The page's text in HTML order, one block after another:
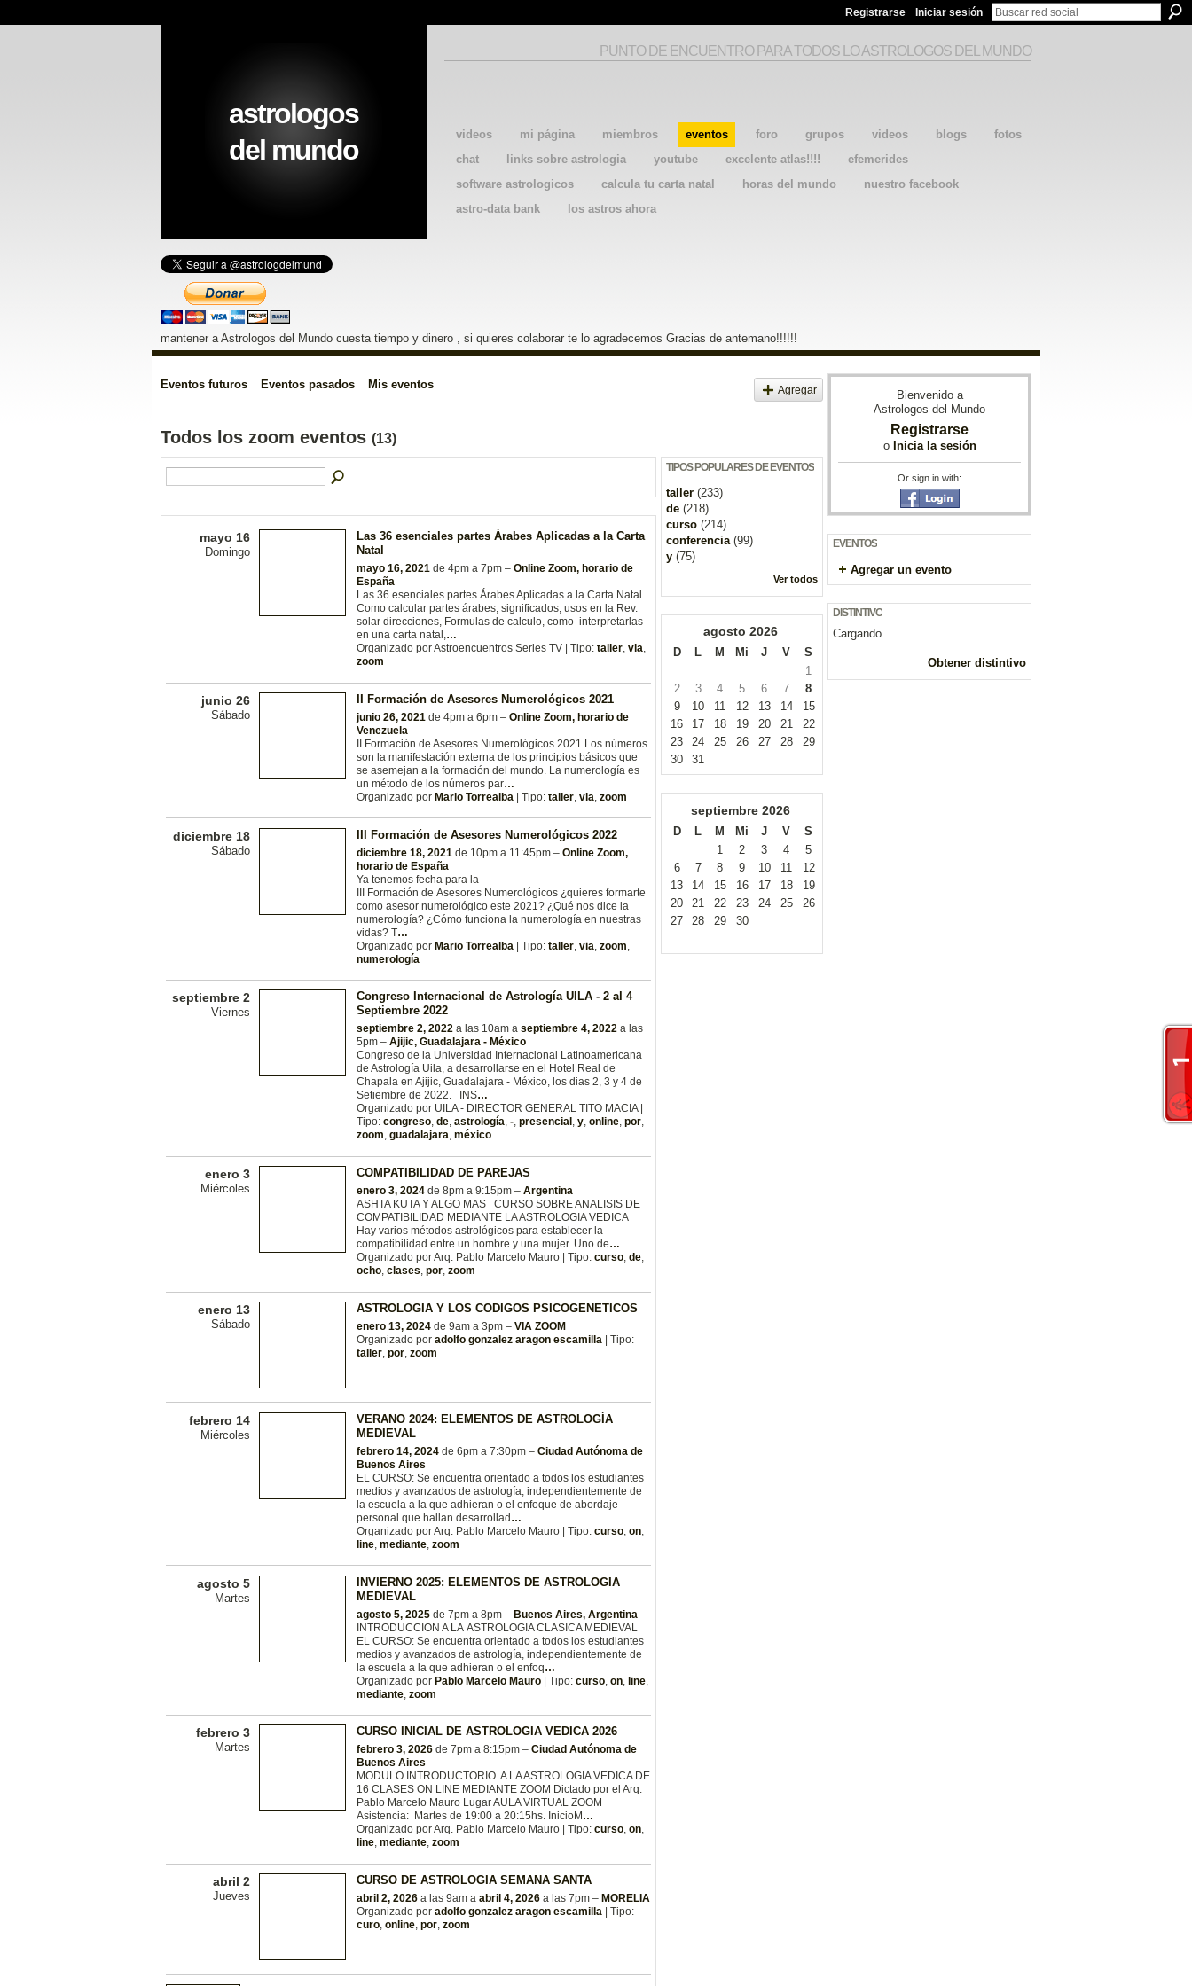
Registrarse Iniciar sesión
videos mi página miembros eventos foro grupos videos blogs
fotos
chat
links sobre astrologia youtube excelente atlas!!!!
efemerides
software astrologicos
calcula tu carta natal horas del mundo
nuestro facebook
astro-data bank
los astros ahora
astrologos
del mundo
PUNTO DE ENCUENTRO PARA TODOS LO ASTROLOGOS DEL MUNDO
mantener a Astrologos del Mundo cuesta tiempo y dinero , si quieres colaborar te lo agradecemos Gracias de antemano!!!!!!
Eventos futuros Eventos pasados Mis eventos Agregar
Todos los zoom eventos (13)
mayo 16
Domingo
Las 36 esenciales partes Árabes Aplicadas a la Carta
Natal
mayo 16, 2021 de 4pm a 7pm – Online Zoom, horario de
España
Las 36 esenciales partes Árabes Aplicadas a la Carta Natal.
Como calcular partes árabes, significados, usos en la Rev.
solar direcciones, Formulas de calculo, como interpretarlas
en una carta natal,…
Organizado por Astroencuentros Series TV | Tipo: taller, via,
zoom
junio 26
Sábado
II Formación de Asesores Numerológicos 2021
junio 26, 2021 de 4pm a 6pm – Online Zoom, horario de
Venezuela
II Formación de Asesores Numerológicos 2021 Los números
son la manifestación externa de los principios básicos que
se asemejan a la formación del mundo. La numerología es
un método de los números par…
Organizado por Mario Torrealba | Tipo: taller, via, zoom
diciembre 18
Sábado
III Formación de Asesores Numerológicos 2022
diciembre 18, 2021 de 10pm a 11:45pm – Online Zoom,
horario de España
Ya tenemos fecha para la
III Formación de Asesores Numerológicos ¿quieres formarte
como asesor numerológico este 2021? ¿Qué nos dice la
numerología? ¿Cómo funciona la numerología en nuestras
vidas? T…
Organizado por Mario Torrealba | Tipo: taller via zoom
numerología
septiembre 2
Viernes
Congreso Internacional de Astrología UILA - 2 al 4
Septiembre 2022
septiembre 2, 2022 a las 10am a septiembre 4, 2022 a las
5pm – Ajijic, Guadalajara - México
Congreso de la Universidad Internacional Latinoamericana
de Astrología Uila, a desarrollarse en el Hotel Real de
Chapala en Ajijic, Guadalajara - México, los dias 2, 3 y 4 de
Setiembre de 2022. INS…
Organizado por UILA - DIRECTOR GENERAL TITO MACIA |
Tipo: congreso, de, astrología, -, presencial , y, online, por,
zoom, guadalajara, méxico
enero 3
Miércoles
COMPATIBILIDAD DE PAREJAS
enero 3, 2024 de 8pm a 9:15pm – Argentina
ASHTA KUTA Y ALGO MAS CURSO SOBRE ANALISIS DE
COMPATIBILIDAD MEDIANTE LA ASTROLOGIA VEDICA
Hay varios métodos astrológicos para establecer la
compatibilidad entre un hombre y una mujer. Uno de…
Organizado por Arq. Pablo Marcelo Mauro | Tipo: curso, de,
ocho, clases, por, zoom
enero 13
Sábado
ASTROLOGIA Y LOS CODIGOS PSICOGENÉTICOS
enero 13, 2024 de 9am a 3pm – VIA ZOOM
Organizado por adolfo gonzalez aragon escamilla | Tipo:
taller, por, zoom
febrero 14
Miércoles
VERANO 2024: ELEMENTOS DE ASTROLOGÍA
MEDIEVAL
febrero 14, 2024 de 6pm a 7:30pm – Ciudad Autónoma de
Buenos Aires
EL CURSO: Se encuentra orientado a todos los estudiantes
medios y avanzados de astrología, independientemente de
la escuela a la que adhieran o el enfoque de abordaje
personal que hallan desarrollad…
Organizado por Arq. Pablo Marcelo Mauro | Tipo: curso, on,
line, mediante, zoom
agosto 5
Martes
INVIERNO 2025: ELEMENTOS DE ASTROLOGÍA
MEDIEVAL
agosto 5, 2025 de 7pm a 8pm – Buenos Aires, Argentina
INTRODUCCION A LA ASTROLOGIA CLASICA MEDIEVAL
EL CURSO: Se encuentra orientado a todos los estudiantes
medios y avanzados de astrología, independientemente de
la escuela a la que adhieran o el enfoq…
Organizado por Pablo Marcelo Mauro | Tipo: curso on line
mediante zoom
febrero 3
Martes
CURSO INICIAL DE ASTROLOGIA VEDICA 2026
febrero 3, 2026 de 7pm a 8:15pm – Ciudad Autónoma de
Buenos Aires
MODULO INTRODUCTORIO A LA ASTROLOGIA VEDICA DE
16 CLASES ON LINE MEDIANTE ZOOM Dictado por el Arq.
Pablo Marcelo Mauro Lugar AULA VIRTUAL ZOOM
Asistencia: Martes de 19:00 a 20:15hs. InicioM …
Organizado por Arq. Pablo Marcelo Mauro | Tipo: curso, on,
line, mediante, zoom
abril 2
Jueves
CURSO DE ASTROLOGIA SEMANA SANTA
abril 2, 2026 a las 9am a abril 4, 2026 a las 7pm – MORELIA
Organizado por adolfo gonzalez aragon escamilla | Tipo:
curo, online, por, zoom
TIPOS POPULARES DE EVENTOS
taller (233)
de (218)
curso (214)
conferencia(99)
y (75)
Ver todos
agosto 2026
D L M Mi J V
S
1
2
3 4 5 6 7
8
9
10 11 12 13 14
15
16
17 18 19 20 21
22
23
24 25 26 27 28
29
30
31
septiembre 2026
D L M Mi J V
S
1
2 3 4
5
6
7 8 9 10 11
12
13
14 15 16 17 18
19
20
21 22 23 24 25
26
27
28 29 30
Bienvenido a
Astrologos del Mundo
Registrarse
o Inicia la sesión
Or sign in with:
EVENTOS
Agregar un evento
DISTINTIVO
Cargando…
Obtener distintivo